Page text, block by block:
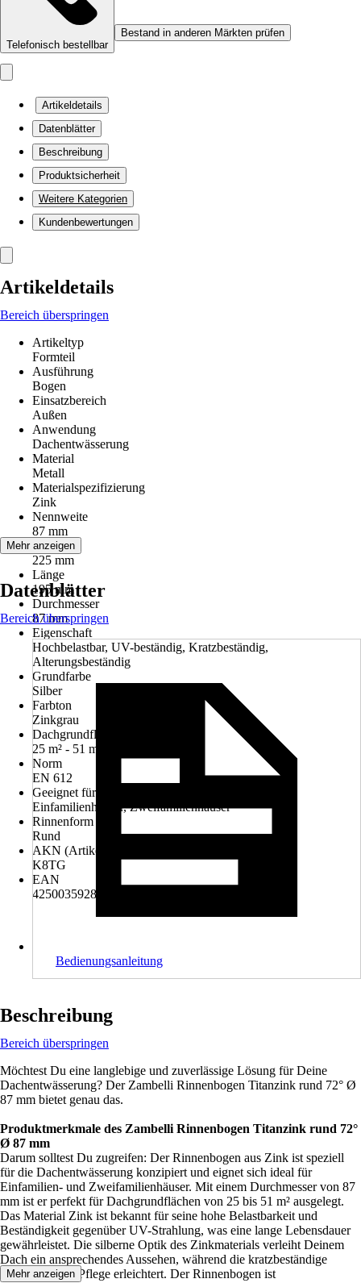
Telefonisch bestellbar
Bestand in anderen Märkten prüfen
Artikeldetails
Datenblätter
Beschreibung
Produktsicherheit
Weitere Kategorien
Kundenbewertungen
Artikeldetails
Bereich überspringen
Artikeltyp
Formteil
Ausführung
Bogen
Einsatzbereich
Außen
Anwendung
Dachentwässerung
Material
Metall
Materialspezifizierung
Zink
Nennweite
87 mm
Höhe
225 mm
Länge
195 mm
Durchmesser
87 mm
Eigenschaft
Hochbelastbar, UV-beständig, Kratzbeständig,
Alterungsbeständig
Grundfarbe
Silber
Farbton
Zinkgrau
Dachgrundfläche bis
25 m² - 51 m²
Norm
EN 612
Geeignet für
Einfamilienhäuser, Zweifamilienhäuser
Rinnenform
Rund
AKN (Artikelkurznummer)
K8TG
EAN
4250035928787, 4250035967854
Mehr anzeigen
Datenblätter
Bereich überspringen
Bedienungsanleitung
Beschreibung
Bereich überspringen
Möchtest Du eine langlebige und zuverlässige Lösung für Deine
Dachentwässerung? Der Zambelli Rinnenbogen Titanzink rund 72° Ø
87 mm bietet genau das.
Produktmerkmale des Zambelli Rinnenbogen Titanzink rund 72°
Ø 87 mm
Darum solltest Du zugreifen: Der Rinnenbogen aus Zink ist speziell
für die Dachentwässerung konzipiert und eignet sich ideal für
Einfamilien- und Zweifamilienhäuser. Mit einem Durchmesser von 87
mm ist er perfekt für Dachgrundflächen von 25 bis 51 m² ausgelegt.
Das Material Zink ist bekannt für seine hohe Belastbarkeit und
Beständigkeit gegenüber UV-Strahlung, was eine lange Lebensdauer
gewährleistet. Die silberne Optik des Zinkmaterials verleiht Deinem
Dach ein ansprechendes Aussehen, während die kratzbeständige
Oberfläche die Pflege erleichtert. Der Rinnenbogen ist
Mehr anzeigen